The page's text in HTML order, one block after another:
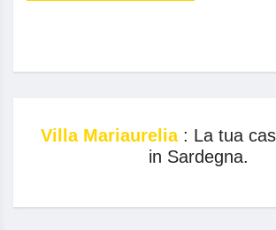
Villa Mariaurelia : La tua
in Sardegna.